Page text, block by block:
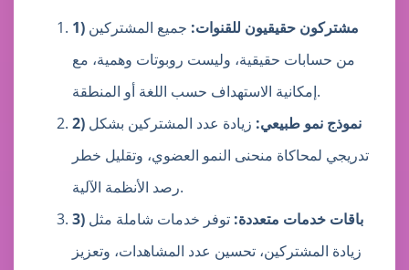
1) مشتركون حقيقيون للقنوات: جميع المشتركين
من حسابات حقيقية، وليست روبوتات وهمية، مع
إمكانية الاستهداف حسب اللغة أو المنطقة.
2) نموذج نمو طبيعي: زيادة عدد المشتركين بشكل
تدريجي لمحاكاة منحنى النمو العضوي، وتقليل خطر
رصد الأنظمة الآلية.
3) باقات خدمات متعددة: توفر خدمات شاملة مثل
زيادة المشتركين، تحسين عدد المشاهدات، وتعزيز